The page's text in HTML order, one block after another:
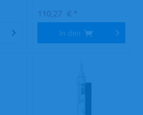
110,27 € *
In den